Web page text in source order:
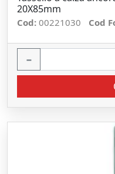
20X85mm
Cod: 00221030 Cod
−